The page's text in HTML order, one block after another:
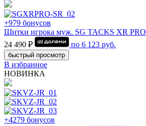
+979 бонусов
Щитки игрока муж. SG TACKS XR PRO
24 490 ₽
по 6 123 руб.
быстрый просмотр
В избранное
НОВИНКА
+4279 бонусов